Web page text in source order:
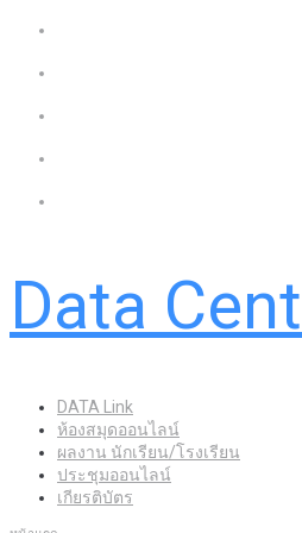
Data
DATA Link
ห้องสมุดออนไลน์
ผลงาน นักเรียน/โรงเรียน
ประชุมออนไลน์
เกียรติบัตร